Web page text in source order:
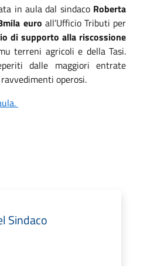
in aula dal sindaco Roberta
euro all’Ufficio Tributi per
di supporto alla riscossione
terreni agricoli e della Tasi.
dalle maggiori entrate
operosi.
Sindaco